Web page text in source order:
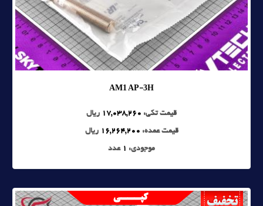
AM1 AP-3H
قیمت تکی: 17,038,260 ریال
قیمت عمده: 16,264,200 ریال
موجودی: 1 عدد